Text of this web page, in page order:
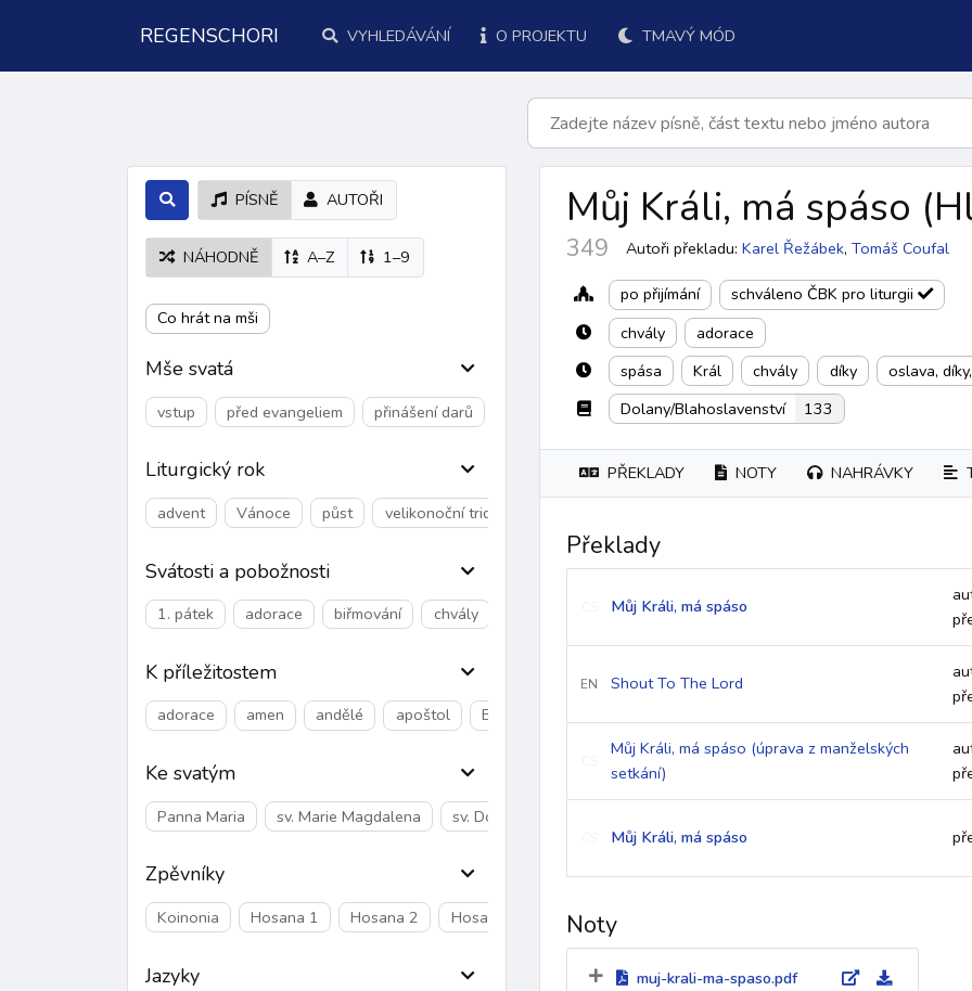
REGENSCHORI VYHLEDÁVÁNÍ O PROJEKTU TMAVÝ MÓD
PÍSNĚ AUTOŘI
NÁHODNĚ A–Z 1–9
Co hrát na mši
Mše svatá
vstup před evangeliem přinášení darů po přijímání závěr ordinárium
Liturgický rok
advent Vánoce půst velikonoční triduum
Svátosti a pobožnosti
1. pátek adorace biřmování chvály k Duchu Svatému ke křížové cestě
K příležitostem
adorace amen andělé apoštol Beránek Boží
Ke svatým
Panna Maria sv. Marie Magdalena sv. Dominik
Zpěvníky
Koinonia Hosana 1 Hosana 2 Hosana 3 Dolany/Blahoslavenství
Jazyky
Můj Králi, má spáso
349 Autoři překladu: Karel Řežábek, Tomáš Coufal
po přijímání
schváleno ČBK pro liturgii
chvály
adorace
spása
Král chvály díky oslava,
Dolany/Blahoslavenství
133
PŘEKLADY NOTY NAHRÁVKY
Překlady
Můj Králi, má spáso
EN Shout To The Lord
Můj Králi, má spáso (úprava z manželských
setkání)
Můj Králi, má spáso
Noty
muj-krali-ma-spaso.pdf